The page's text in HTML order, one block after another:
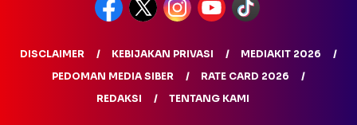
DISCLAIMER KEBIJAKAN PRIVASI
MEDIAKIT 2026
PEDOMAN MEDIA SIBER
RATE CARD 2026
REDAKSI
TENTANG KAMI